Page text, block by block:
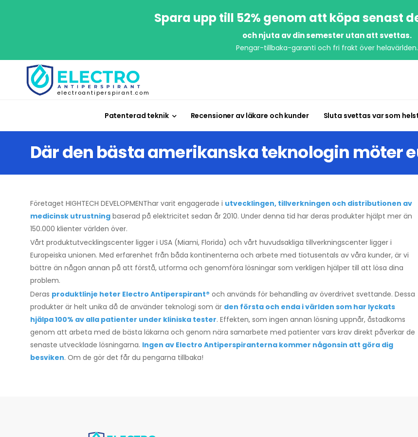
Spara upp till 52% genom att köpa senast
och njuta av din semester utan att svettas.
Pengar-tillbaka-garanti och fri frakt över helavärlden.
electroantiperspirant.com
Patenterad teknik Recensioner av läkare och kunder Sluta svettas var som
Där den bästa amerikanska teknologin möter
Företaget HIGHTECH DEVELOPMENThar varit engagerade i utvecklingen, tillverkningen och distributionen av
medicinsk utrustning baserad på elektricitet sedan år 2010. Under denna tid har deras produkter hjälpt mer än
150.000 klienter världen över.
Vårt produktutvecklingscenter ligger i USA (Miami, Florida) och vårt huvudsakliga tillverkningscenter ligger i
Europeiska unionen. Med erfarenhet från båda kontinenterna och arbete med tiotusentals av våra kunder, är vi
bättre än någon annan på att förstå, utforma och genomföra lösningar som verkligen hjälper till att lösa dina
problem.
Deras produktlinje heter Electro Antiperspirant® och används för behandling av överdrivet svettande. Dessa
produkter är helt unika då de använder teknologi som är den första och enda i världen som har lyckats
hjälpa 100% av alla patienter under kliniska tester. Effekten, som ingen annan lösning uppnår, åstadkoms
genom att arbeta med de bästa läkarna och genom nära samarbete med patienter vars krav direkt påverkar de
senaste utvecklade lösningarna. Ingen av Electro Antiperspiranterna kommer någonsin att göra dig
besviken. Om de gör det får du pengarna tillbaka!